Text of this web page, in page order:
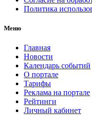
Политика
Меню
Главная
Новости
Календарь событий
О портале
Тарифы
Реклама на портале
Рейтинги
Личный кабинет